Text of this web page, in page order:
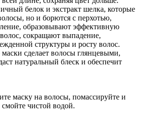
белок и экстракт шелка, которые
но и борются с перхотью,
образовывают эффективную
сокращают выпадение,
структуры и росту волос.
маски сделает волосы глянцевыми,
натуральный блеск и обеспечит
маску на волосы, помассируйте и
смойте чистой водой.